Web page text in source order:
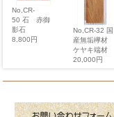
No,CR-
50 石 赤御
影石
8,800円
No,CR-32 国
産無垢欅材
ケヤキ端材
20,000円